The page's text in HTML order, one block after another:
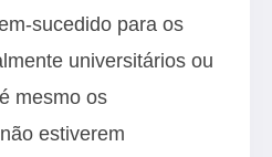
sucedido para os
universitários ou
mesmo os
estiverem